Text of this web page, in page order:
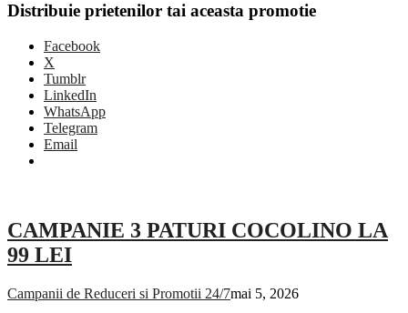
Distribuie prietenilor tai aceasta promotie
Facebook
X
Tumblr
LinkedIn
WhatsApp
Telegram
Email
CAMPANIE 3 PATURI COCOLINO LA
99 LEI
Campanii de Reduceri si Promotii 24/7mai 5, 2026